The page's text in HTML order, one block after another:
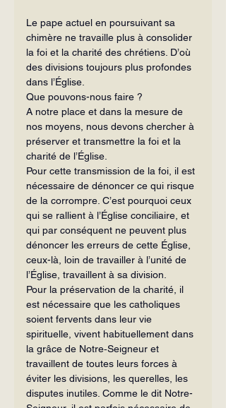
Le pape actuel en poursuivant sa
chimère ne travaille plus à consolider
la foi et la charité des chrétiens. D’où
des divisions toujours plus profondes
dans l’Église.
Que pouvons-nous faire ?
A notre place et dans la mesure de
nos moyens, nous devons chercher à
préserver et transmettre la foi et la
charité de l’Église.
Pour cette transmission de la foi, il est
nécessaire de dénoncer ce qui risque
de la corrompre. C’est pourquoi ceux
qui se rallient à l’Église conciliaire, et
qui par conséquent ne peuvent plus
dénoncer les erreurs de cette Église,
ceux-là, loin de travailler à l’unité de
l’Église, travaillent à sa division.
Pour la préservation de la charité, il
est nécessaire que les catholiques
soient fervents dans leur vie
spirituelle, vivent habituellement dans
la grâce de Notre‑Seigneur et
travaillent de toutes leurs forces à
éviter les divisions, les querelles, les
disputes inutiles. Comme le dit Notre-